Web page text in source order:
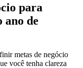
para
ano de
metas de negócio
você tenha clareza